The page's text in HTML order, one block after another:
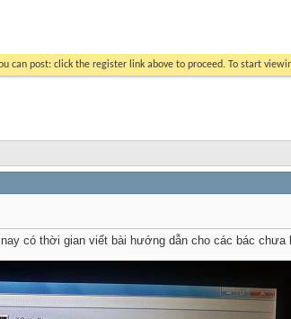
can post: click the register link above to proceed. To start
có thời gian viết bài hướng dẫn cho các bác chưa